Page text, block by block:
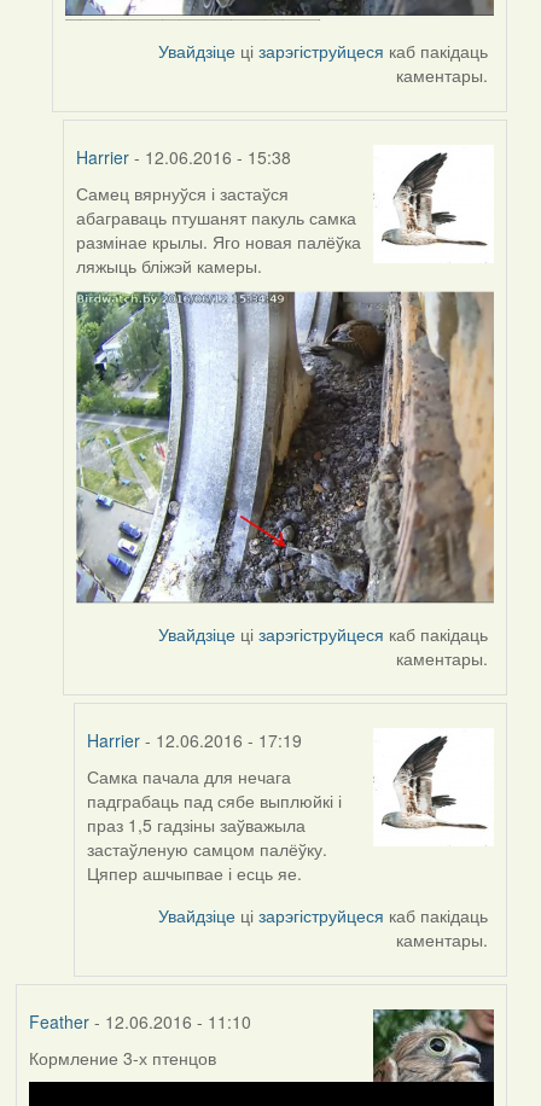
Увайдзіце цізарэгіструйцеся каб пакідаць
каментары.
Harrier - 12.06.2016 - 15:38
In
reply
to
by
Harrier
Самец вярнуўся і застаўся
абаграваць птушанят пакуль самка
размінае крылы. Яго новая палёўка
ляжыць бліжэй камеры.
Увайдзіце цізарэгіструйцеся каб пакідаць
каментары.
Harrier - 12.06.2016 - 17:19
In
reply
to
by
Harrier
Самка пачала для нечага
падграбаць пад сябе выплюйкі і
праз 1,5 гадзіны заўважыла
застаўленую самцом палёўку.
Цяпер ашчыпвае і есць яе.
Увайдзіце цізарэгіструйцеся каб пакідаць
каментары.
Feather- 12.06.2016 - 11:10
Кормление 3-х птенцов